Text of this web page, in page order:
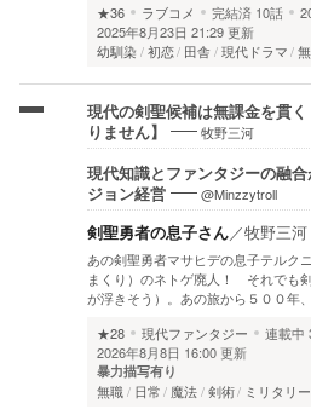
★36
ラブコメ 完結済 10話
2025年8月23日 21:29 更新
幼馴染
初恋 田舎 現代ドラマ
現代の剣聖候補は無課金を貫
りません】
牧野三河
現代知識とファンタジーの融
ジョン経営
@Minzzytroll
剣聖勇者の息子さん／牧野三河
あの剣聖勇者マサヒデの息子テルク
まくり）のネトゲ廃人！ それでも
が浮きそう）。あの旅から５００年
★28
現代ファンタジー 連載中
2026年8月8日 16:00 更新
暴力描写有り
無職 日常 魔法 剣術 ミリタリー